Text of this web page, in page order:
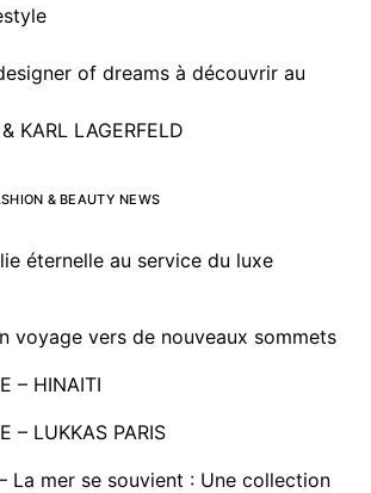
of dreams à découvrir au
KARL LAGERFELD
& BEAUTY NEWS
éternelle au service du luxe
voyage vers de nouveaux sommets
– HINAITI
– LUKKAS PARIS
La mer se souvient : Une collection